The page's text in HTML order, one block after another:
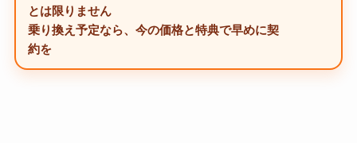
とは限りません
乗り換え予定なら、今の価格と特典で早めに契
約を